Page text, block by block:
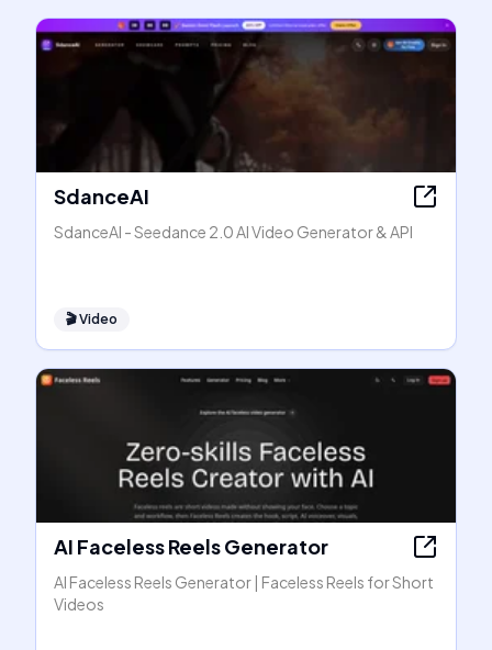
SdanceAI
SdanceAI - Seedance 2.0 AI Video Generator & API
🎬Video
AI Faceless Reels Generator
AI Faceless Reels Generator | Faceless Reels for Short
Videos